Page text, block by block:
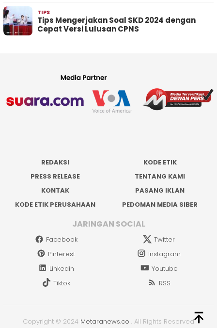
TIPS
Tips Mengerjakan Soal SKD 2024 dengan
Cepat Versi Lulusan CPNS
REDAKSI
KODE ETIK
PRESS RELEASE
TENTANG KAMI
KONTAK
PASANG IKLAN
KODE ETIK PERUSAHAAN
PEDOMAN MEDIA SIBER
JARINGAN SOCIAL
Facebook
Twitter
Pinterest
Instagram
Linkedin
Youtube
Tiktok
RSS
Copyright © 2024 Metaranews.co . All Rights Reserved